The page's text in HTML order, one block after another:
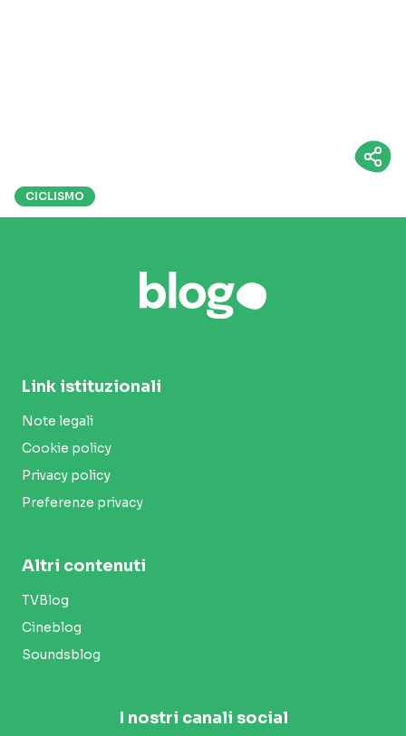
CICLISMO
Link istituzionali
Note legali
Cookie policy
Privacy policy
Preferenze privacy
Altri contenuti
TVBlog
Cineblog
Soundsblog
I nostri canali social